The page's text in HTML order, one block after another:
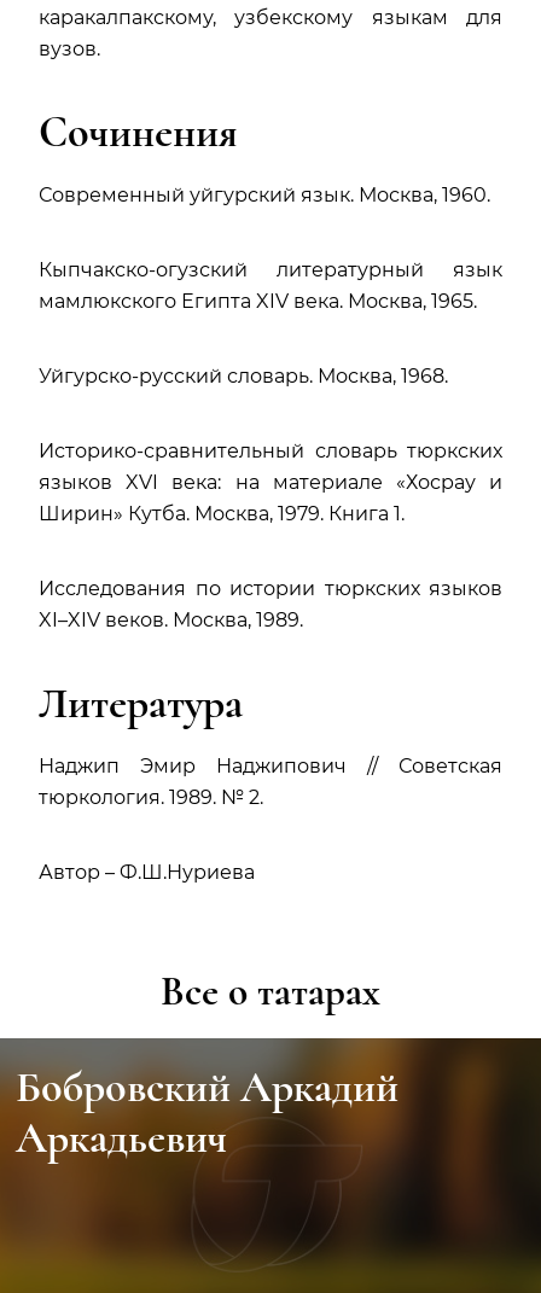
каракалпакскому, узбекскому языкам для
вузов.
Сочинения
Современный уйгурский язык. Москва, 1960.
Кыпчакско-огузский литературный язык
мамлюкского Египта XIV века. Москва, 1965.
Уйгурско-русский словарь. Москва, 1968.
Историко-сравнительный словарь тюркских
языков XVI века: на материале «Хосрау и
Ширин» Кутба. Москва, 1979. Книга 1.
Исследования по истории тюркских языков
XI–XIV веков. Москва, 1989.
Литература
Наджип Эмир Наджипович // Советская
тюркология. 1989. № 2.
Автор – Ф.Ш.Нуриева
Все о татарах
Бобровский Аркадий
Аркадьевич